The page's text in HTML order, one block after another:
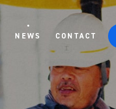
NEWS CONTACT